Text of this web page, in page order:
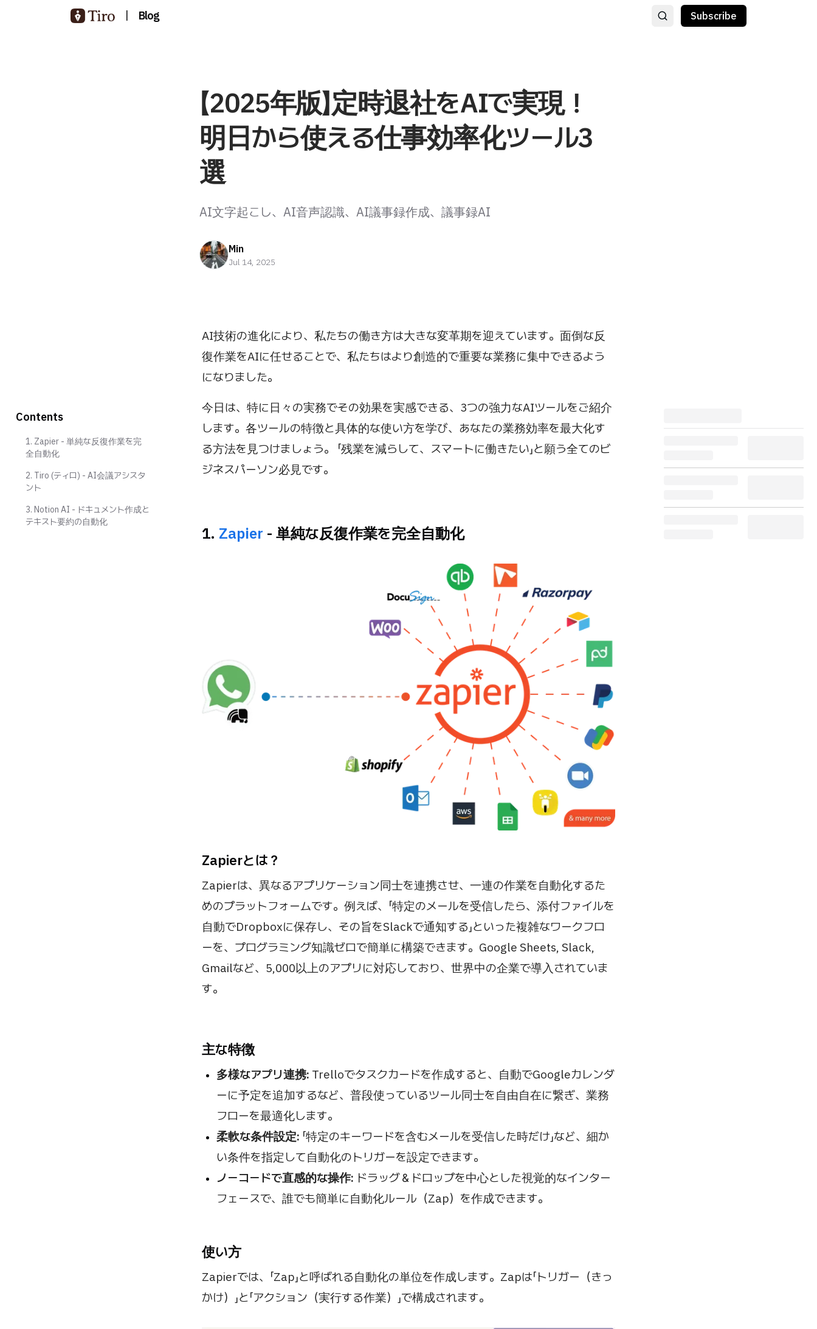
| Blog Subscribe
【2025年版】定時退社をAIで実現！
明日から使える仕事効率化ツール3
選
AI文字起こし、AI音声認識、AI議事録作成、議事録AI
Min
Jul 14, 2025
AI技術の進化により、私たちの働き方は大きな変革期を迎えています。面倒な反
復作業をAIに任せることで、私たちはより創造的で重要な業務に集中できるよう
になりました。
今日は、特に日々の実務でその効果を実感できる、3つの強力なAIツールをご紹介
します。各ツールの特徴と具体的な使い方を学び、あなたの業務効率を最大化す
る方法を見つけましょう。 「残業を減らして、スマートに働きたい」と願う全てのビ
ジネスパーソン必見です。
1. Zapier - 単純な反復作業を完全自動化
Zapierとは？
Zapierは、異なるアプリケーション同士を連携させ、一連の作業を自動化するた
めのプラットフォームです。例えば、「特定のメールを受信したら、添付ファイルを
自動でDropboxに保存し、その旨をSlackで通知する」といった複雑なワークフロ
ーを、プログラミング知識ゼロで簡単に構築できます。Google Sheets, Slack,
Gmailなど、5,000以上のアプリに対応しており、世界中の企業で導入されていま
す。
主な特徴
多様なアプリ連携: Trelloでタスクカードを作成すると、自動でGoogleカレンダ
ーに予定を追加するなど、普段使っているツール同士を自由自在に繋ぎ、業務
フローを最適化します。
柔軟な条件設定: 「特定のキーワードを含むメールを受信した時だけ」など、細か
い条件を指定して自動化のトリガーを設定できます。
ノーコードで直感的な操作: ドラッグ＆ドロップを中心とした視覚的なインター
フェースで、誰でも簡単に自動化ルール（Zap）を作成できます。
使い方
Zapierでは、「Zap」と呼ばれる自動化の単位を作成します。Zapは「トリガー（きっ
かけ）」と「アクション（実行する作業）」で構成されます。
Contents
1. Zapier - 単純な反復作業を完
全自動化
2. Tiro (ティロ) - AI会議アシスタ
ント
3. Notion AI - ドキュメント作成と
テキスト要約の自動化